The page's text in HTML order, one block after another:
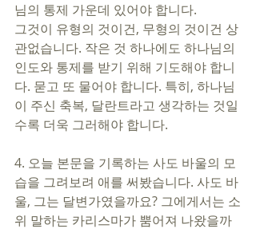
님의 통제 가운데 있어야 합니다.
그것이 유형의 것이건, 무형의 것이건 상
관없습니다. 작은 것 하나에도 하나님의
인도와 통제를 받기 위해 기도해야 합니
다. 묻고 또 물어야 합니다. 특히, 하나님
이 주신 축복, 달란트라고 생각하는 것일
수록 더욱 그러해야 합니다.
4. 오늘 본문을 기록하는 사도 바울의 모
습을 그려보려 애를 써봤습니다. 사도 바
울, 그는 달변가였을까요? 그에게서는 소
위 말하는 카리스마가 뿜어져 나왔을까